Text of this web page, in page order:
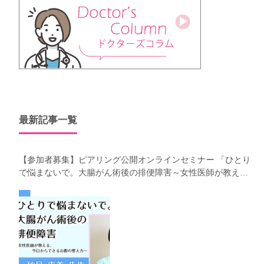
最新記事一覧
【参加者募集】ピアリング公開オンラインセミナー 「ひとり
で悩まないで。大腸がん術後の排便障害～女性医師が教え